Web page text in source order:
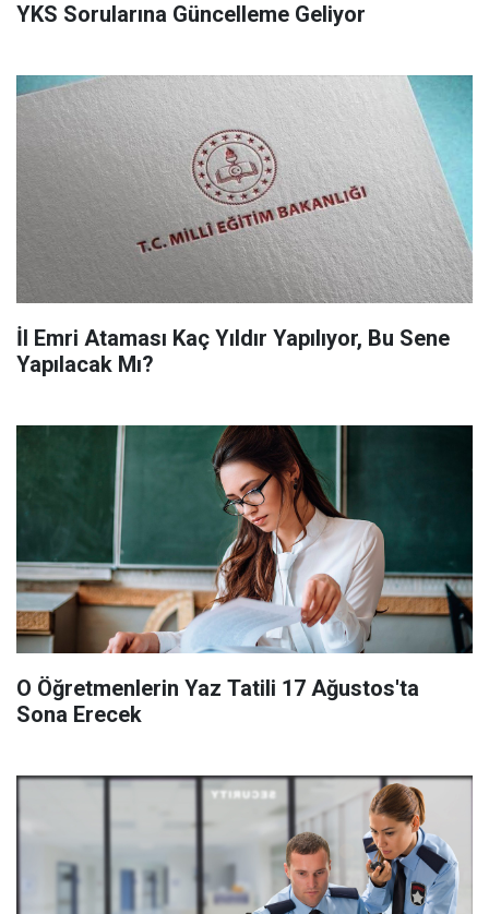
YKS Sorularına Güncelleme Geliyor
İl Emri Ataması Kaç Yıldır Yapılıyor, Bu Sene
Yapılacak Mı?
O Öğretmenlerin Yaz Tatili 17 Ağustos'ta
Sona Erecek